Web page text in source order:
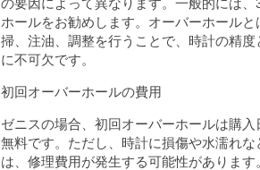
の要因によって異なります。一般的には
ホールをお勧めします。オーバーホール
掃、注油、調整を行うことで、時計の精
に不可欠です。
初回オーバーホールの費用
ゼニスの場合、初回オーバーホールは購
無料です。ただし、時計に損傷や水濡れ
は、修理費用が発生する可能性がありま